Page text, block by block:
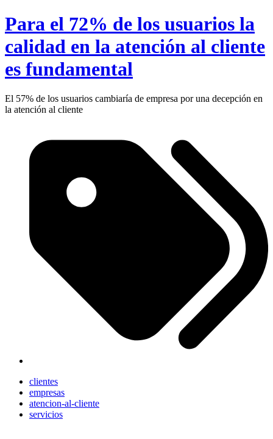
Para el 72% de los usuarios la
calidad en la atención al cliente
es fundamental
El 57% de los usuarios cambiaría de empresa por una decepción en
la atención al cliente
clientes
empresas
atencion-al-cliente
servicios